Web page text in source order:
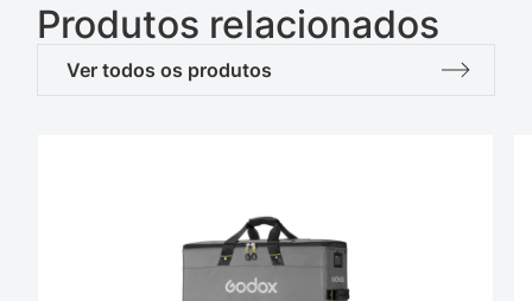
Produtos relacionados
Ver todos os produtos